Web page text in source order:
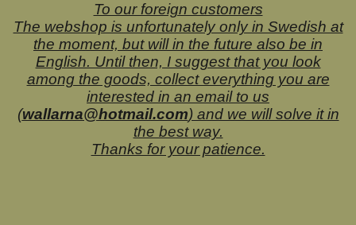
To our foreign customers
The webshop is unfortunately only in Swedish at
the moment, but will in the future also be in
English. Until then, I suggest that you look
among the goods, collect everything you are
interested in an email to us
(wallarna@hotmail.com) and we will solve it in
the best way.
Thanks for your patience.